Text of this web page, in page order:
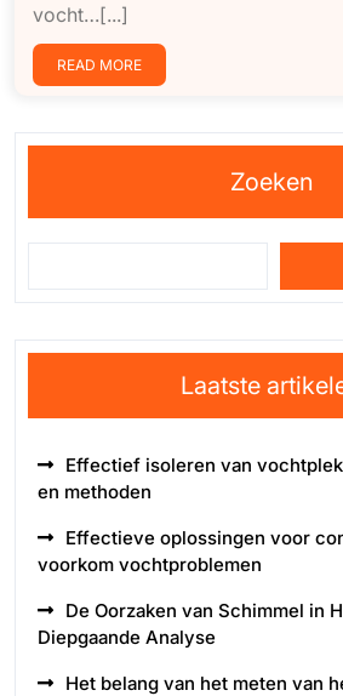
vocht…[...]
READ MORE
Zoeken
Laatste
Effectief isoleren van
en methoden
Effectieve oplossingen voor
voorkom vochtproblemen
De Oorzaken van Schimmel in
Diepgaande Analyse
Het belang van het meten van